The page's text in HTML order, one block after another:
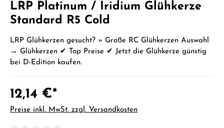
LRP Platinum / Iridium Glühkerze
Standard R5 Cold
LRP Glühkerzen gesucht? » Große RC Glühkerzen Auswahl
→ Glühkerzen ✔ Top Preise ✔ Jetzt die Glühkerze günstig
bei D-Edition kaufen.
12,14 €*
Preise inkl. MwSt. zzgl. Versandkosten